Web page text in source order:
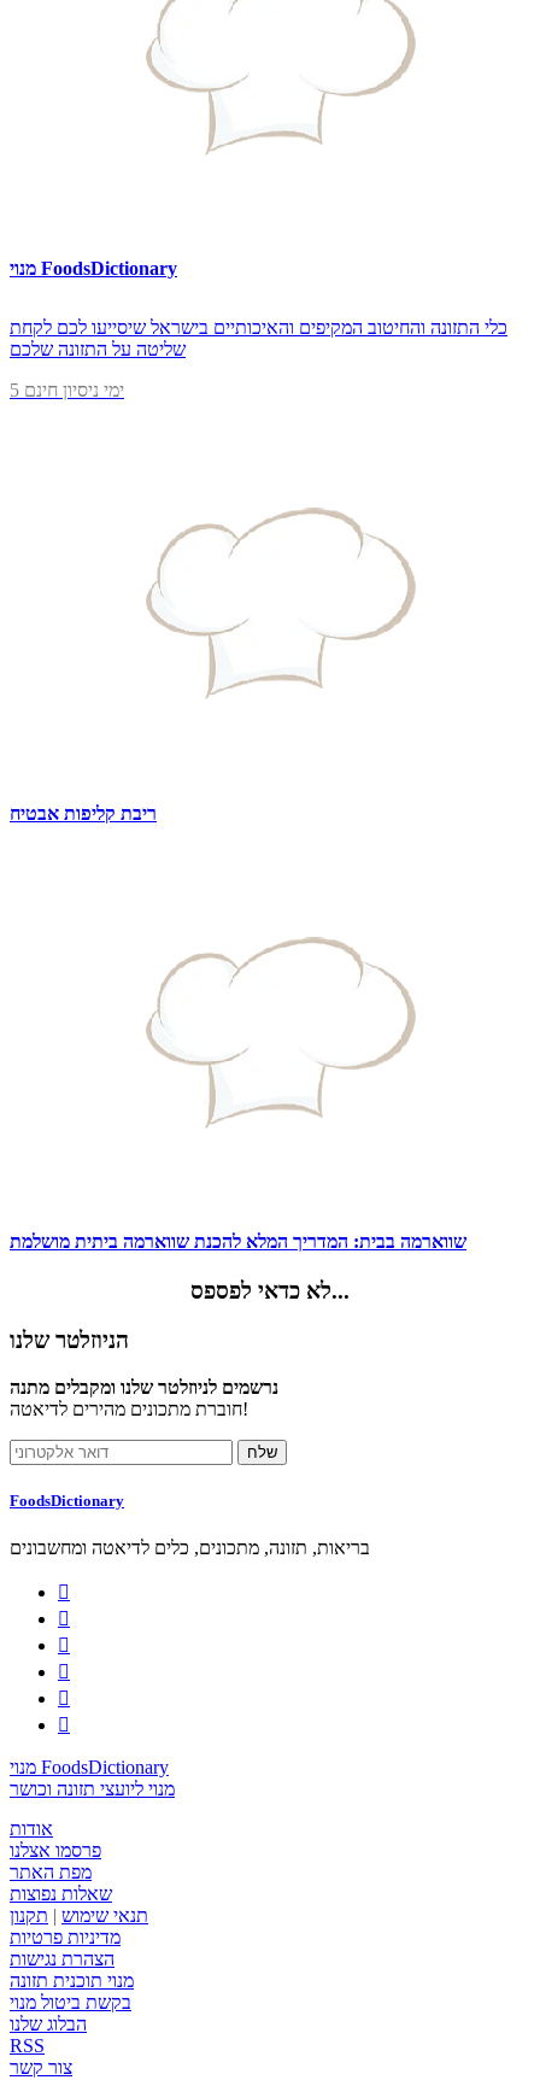
מנוי FoodsDictionary
כלי התזונה והחיטוב המקיפים והאיכותיים בישראל שיסייעו לכם לקחת
שליטה על התזונה שלכם
5 ימי ניסיון חינם
ריבת קליפות אבטיח
שווארמה בבית: המדריך המלא להכנת שווארמה ביתית מושלמת
לא כדאי לפספס...
הניוזלטר שלנו
נרשמים לניוזלטר שלנו ומקבלים מתנה
חוברת מתכונים מהירים לדיאטה!
FoodsDictionary
בריאות, תזונה, מתכונים, כלים לדיאטה ומחשבונים






מנוי FoodsDictionary
מנוי ליועצי תזונה וכושר
אודות
פרסמו אצלנו
מפת האתר
שאלות נפוצות
תנאי שימוש | תקנון
מדיניות פרטיות
הצהרת נגישות
מנוי תוכנית תזונה
בקשת ביטול מנוי
הבלוג שלנו
RSS
צור קשר